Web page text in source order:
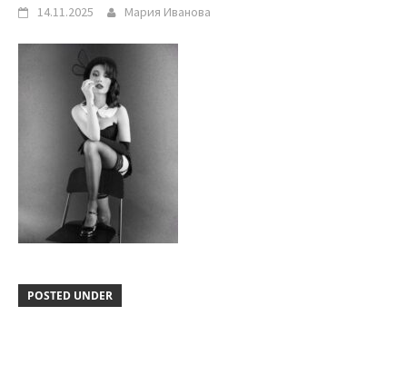
14.11.2025 Мария Иванова
POSTED UNDER